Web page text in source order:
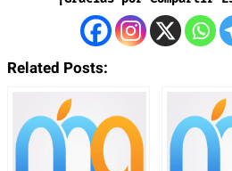
Related Posts: